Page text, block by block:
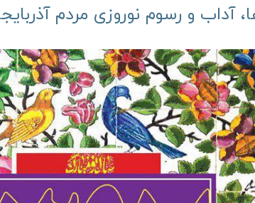
آداب‌ و‌ رسوم نوروزی مردم